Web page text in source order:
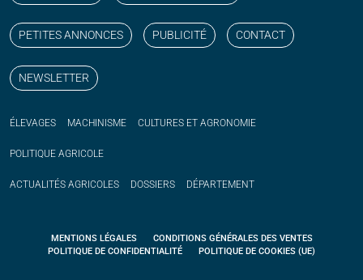
PETITES ANNONCES PUBLICITÉ CONTACT
NEWSLETTER
ÉLEVAGES MACHINISME CULTURES ET AGRONOMIE
POLITIQUE AGRICOLE
ACTUALITÉS AGRICOLES DOSSIERS DÉPARTEMENT
MENTIONS LÉGALES
CONDITIONS GÉNÉRALES DES VENTES
POLITIQUE DE CONFIDENTIALITÉ
POLITIQUE DE COOKIES (UE)